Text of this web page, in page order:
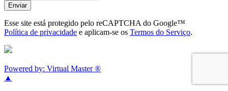
Enviar
Esse site está protegido pelo reCAPTCHA do Google™
Política de privacidade e aplicam-se os Termos do Serviço.
Powered by: Virtual Master ®
▲